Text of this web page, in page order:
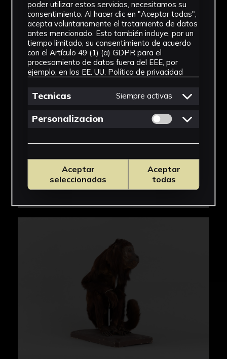
poder utilizar estos servicios, necesitamos su
consentimiento. Al hacer clic en "Aceptar todas",
acepta voluntariamente el tratamiento de datos
antes mencionado. Esto también incluye, por un
tiempo limitado, su consentimiento de acuerdo
con el Artículo 49 (1) (a) GDPR para el
procesamiento de datos fuera del EEE, por
ejemplo, en los EE. UU. Política de privacidad
Tecnicas Siempre activas
Personalizacion Permitir cookies
Aceptar
seleccionadas
Aceptar
todas